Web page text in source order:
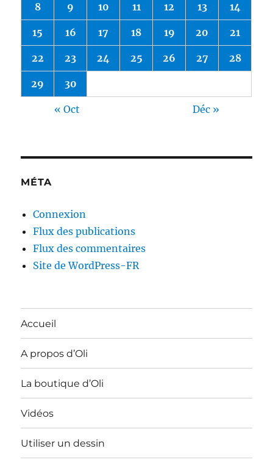
8 9 10 11 12 13 14
15 16 17 18 19 20 21
22 23 24 25 26 27 28
29 30
« Oct Déc »
MÉTA
Connexion
Flux des publications
Flux des commentaires
Site de WordPress-FR
Accueil
A propos d’Oli
La boutique d’Oli
Vidéos
Utiliser un dessin